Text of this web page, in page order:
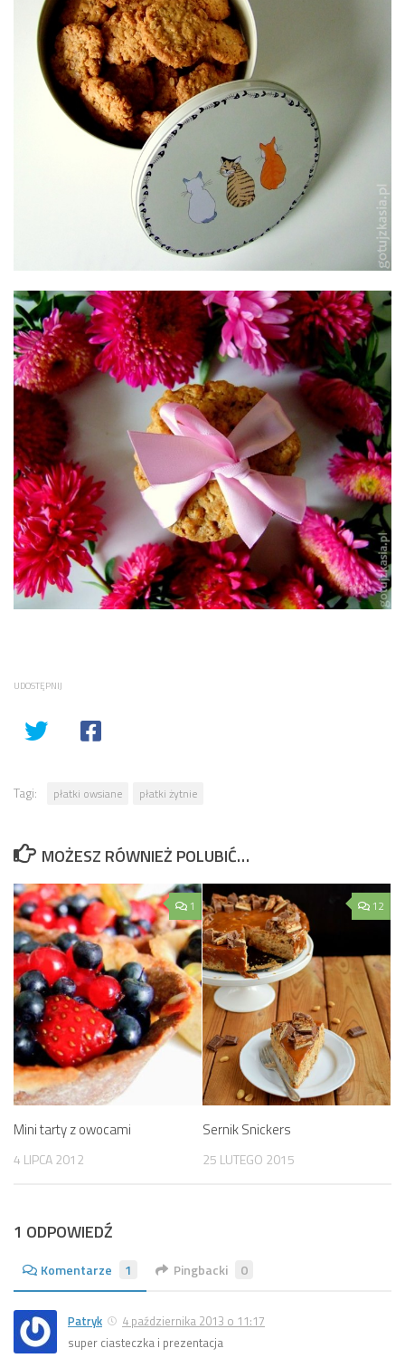
UDOSTĘPNIJ
Tagi: płatki owsiane płatki żytnie
MOŻESZ RÓWNIEŻ POLUBIĆ…
1
Mini tarty z owocami
4 LIPCA 2012
12
Sernik Snickers
25 LUTEGO 2015
1 ODPOWIEDŹ
Komentarze 1 Pingbacki 0
Patryk
4 października 2013 o 11:17
super ciasteczka i prezentacja